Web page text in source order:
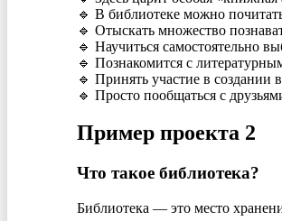
🔹 В библиотеке можно
🔹 Отыскать множество
🔹 Научиться самостоятельно
🔹 Познакомится с
🔹 Принять участие в создании
🔹 Просто пообщаться с
Пример проекта 2
Что такое библиотека?
Библиотека — это место